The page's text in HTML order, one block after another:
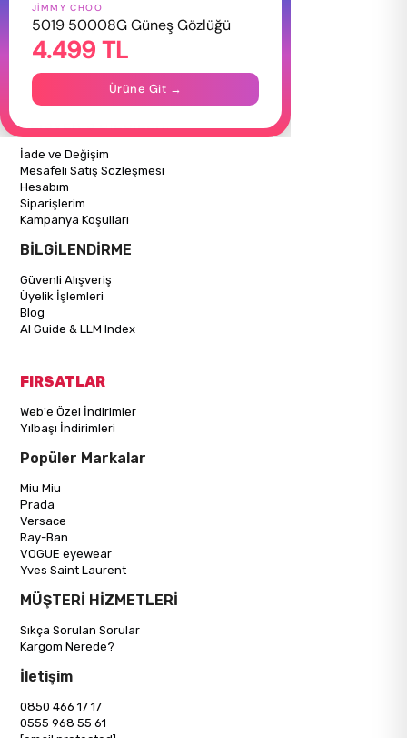
HAKKIMIZDA
Hakkımızda
Gizlilik Politikası
İletişim
ALIŞVERİŞ BİLGİLERİ
İade ve Değişim
Mesafeli Satış Sözleşmesi
Hesabım
Siparişlerim
Kampanya Koşulları
BİLGİLENDİRME
Güvenli Alışveriş
Üyelik İşlemleri
Blog
AI Guide & LLM Index
FIRSATLAR
Web'e Özel İndirimler
Yılbaşı İndirimleri
Popüler Markalar
Miu Miu
Prada
Versace
Ray-Ban
VOGUE eyewear
Yves Saint Laurent
MÜŞTERİ HİZMETLERİ
Sıkça Sorulan Sorular
Kargom Nerede?
İletişim
0850 466 17 17
0555 968 55 61
JIMMY CHOO
5019 50008G Güneş Gözlüğü
4.499 TL
Ürüne Git →